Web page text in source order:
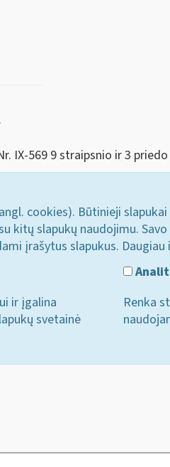
IX-569 9 straipsnio ir 3
cookies). Būtinieji
kitų slapukų naudojimu.
įrašytus slapukus.
ir įgalina
svetainė
Renka